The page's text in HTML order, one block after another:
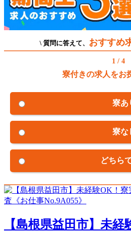
\ 質問に答えて、 おすすめ
1 / 4
寮付きの求人をお
寮あ
寮な
どちら
【島根県益田市】未経